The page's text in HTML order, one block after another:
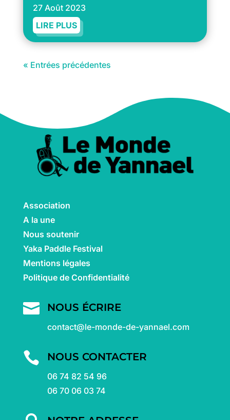
27 Août 2023
LIRE PLUS
« Entrées précédentes
Association
A la une
Nous soutenir
Yaka Paddle Festival
Mentions légales
Politique de Confidentialité
 NOUS ÉCRIRE
contact@le-monde-de-yannael.com
 NOUS CONTACTER
06 74 82 54 96
06 70 06 03 74